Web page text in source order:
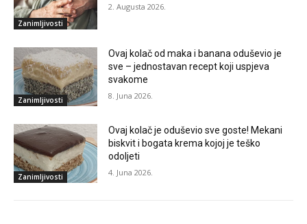
Zanimljivosti
2. Augusta 2026.
Zanimljivosti
Ovaj kolač od maka i banana oduševio je
sve – jednostavan recept koji uspjeva
svakome
8. Juna 2026.
Zanimljivosti
Ovaj kolač je oduševio sve goste! Mekani
biskvit i bogata krema kojoj je teško
odoljeti
4. Juna 2026.